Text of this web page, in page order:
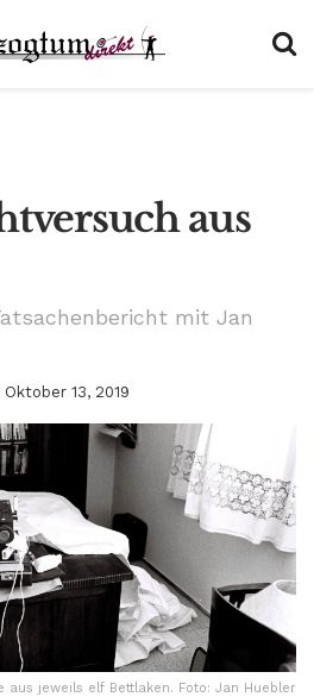
aus
mit Jan
Oktober 13, 2019
aus jeweils elf Bettlaken. Foto: Jan Huebler